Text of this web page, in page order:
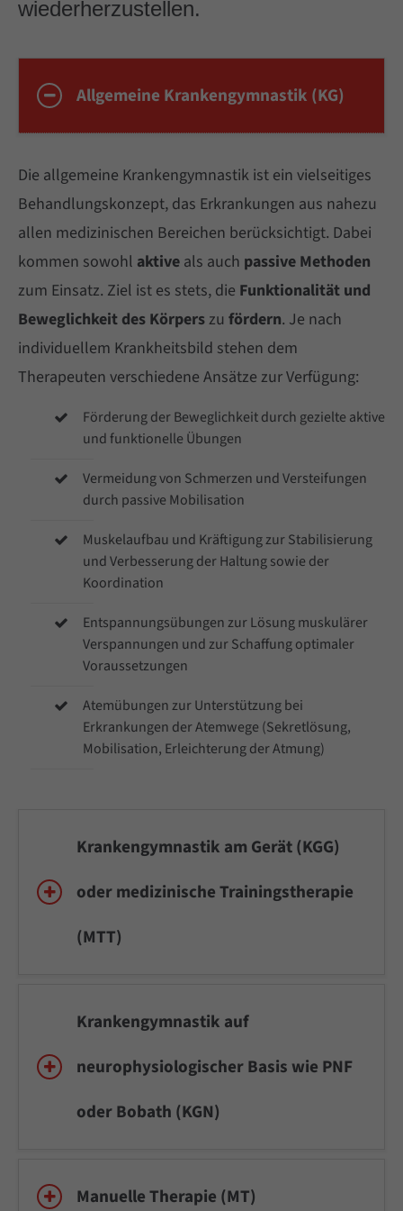
376-293 City Road, Suite 600
San Francisco, CA 94102
Have any questions?
+44 1234 567 890
Drop us a line
info@yourdomain.com
About us
Lorem ipsum dolor sit amet, consectetuer
adipiscing elit.
Aenean commodo ligula eget dolor. Aenean
magnis dis parturient montes, nascetur
ridiculus mus. Donec quam felis, ultricies nec.
wiederherzustellen.
Allgemeine Krankengymnastik (KG)
Die allgemeine Krankengymnastik ist ein vielseitiges
Behandlungskonzept, das Erkrankungen aus nahezu
allen medizinischen Bereichen berücksichtigt. Dabei
kommen sowohl aktive als auch passive Methoden
zum Einsatz. Ziel ist es stets, die Funktionalität und
Beweglichkeit des Körperszu fördern. Je nach
individuellem Krankheitsbild stehen dem
Therapeuten verschiedene Ansätze zur Verfügung:
Förderung der Beweglichkeit durch gezielte aktive
und funktionelle Übungen
Vermeidung von Schmerzen und Versteifungen
durch passive Mobilisation
Muskelaufbau und Kräftigung zur Stabilisierung
und Verbesserung der Haltung sowie der
Koordination
Entspannungsübungen zur Lösung muskulärer
Verspannungen und zur Schaffung optimaler
Voraussetzungen
Atemübungen zur Unterstützung bei
Erkrankungen der Atemwege (Sekretlösung,
Mobilisation, Erleichterung der Atmung)
Krankengymnastik am Gerät (KGG)
oder medizinische Trainingstherapie
(MTT)
Krankengymnastik auf
neurophysiologischer Basis wie PNF
oder Bobath (KGN)
Manuelle Therapie (MT)